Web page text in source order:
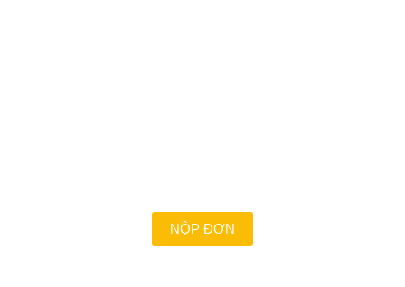
NỘP ĐƠN